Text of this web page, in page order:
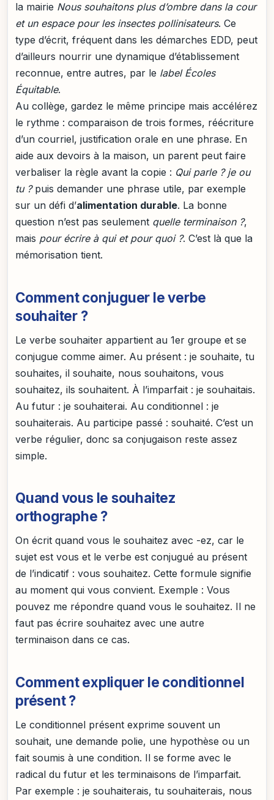
la mairie Nous souhaitons plus d’ombre dans la cour
et un espace pour les insectes pollinisateurs. Ce
type d’écrit, fréquent dans les démarches EDD, peut
d’ailleurs nourrir une dynamique d’établissement
reconnue, entre autres, par le label Écoles
Équitable.
Au collège, gardez le même principe mais accélérez
le rythme : comparaison de trois formes, réécriture
d’un courriel, justification orale en une phrase. En
aide aux devoirs à la maison, un parent peut faire
verbaliser la règle avant la copie : Qui parle ? je ou
tu ?puis demander une phrase utile, par exemple
sur un défi d’alimentation durable. La bonne
question n’est pas seulement quelle terminaison ?,
mais pour écrire à qui et pour quoi ?. C’est là que la
mémorisation tient.
Comment conjuguer le verbe
souhaiter ?
Le verbe souhaiter appartient au 1er groupe et se
conjugue comme aimer. Au présent : je souhaite, tu
souhaites, il souhaite, nous souhaitons, vous
souhaitez, ils souhaitent. À l’imparfait : je souhaitais.
Au futur : je souhaiterai. Au conditionnel : je
souhaiterais. Au participe passé : souhaité. C’est un
verbe régulier, donc sa conjugaison reste assez
simple.
Quand vous le souhaitez
orthographe ?
On écrit quand vous le souhaitez avec -ez, car le
sujet est vous et le verbe est conjugué au présent
de l’indicatif : vous souhaitez. Cette formule signifie
au moment qui vous convient. Exemple : Vous
pouvez me répondre quand vous le souhaitez. Il ne
faut pas écrire souhaitez avec une autre
terminaison dans ce cas.
Comment expliquer le conditionnel
présent ?
Le conditionnel présent exprime souvent un
souhait, une demande polie, une hypothèse ou un
fait soumis à une condition. Il se forme avec le
radical du futur et les terminaisons de l’imparfait.
Par exemple : je souhaiterais, tu souhaiterais, nous